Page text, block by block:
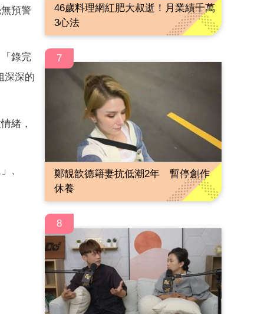
預警
錄完
深深的
緒，
、
46歲料理網紅肥大叔逝！月業績千萬
3心法
7
鄭靚歆德籍妻抗低潮2年 暫停創作
休養
8